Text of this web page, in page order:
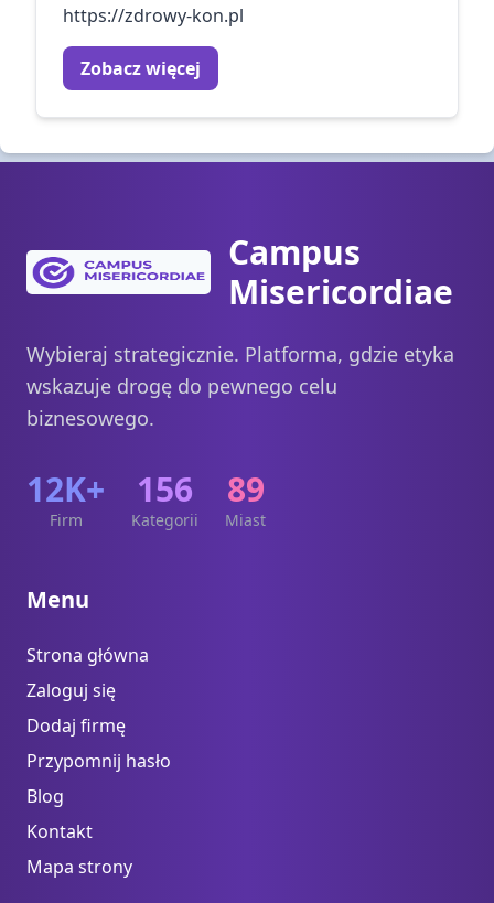
https://zdrowy-kon.pl
Zobacz więcej
Campus
Misericordiae
Wybieraj strategicznie. Platforma, gdzie etyka
wskazuje drogę do pewnego celu
biznesowego.
12K+
Firm
156
Kategorii
89
Miast
Menu
Strona główna
Zaloguj się
Dodaj firmę
Przypomnij hasło
Blog
Kontakt
Mapa strony